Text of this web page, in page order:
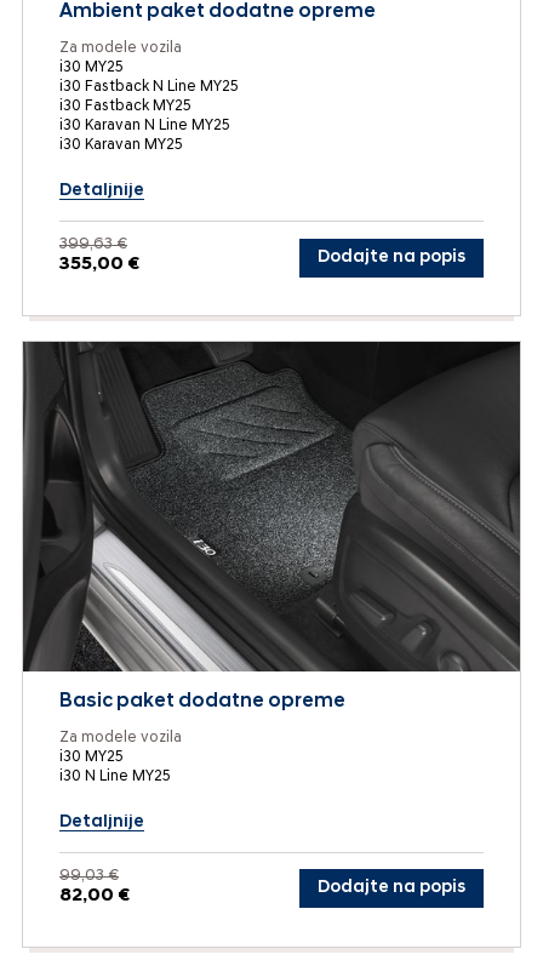
Ambient paket dodatne opreme
Za modele vozila
i30 MY25
i30 Fastback N Line MY25
i30 Fastback MY25
i30 Karavan N Line MY25
i30 Karavan MY25
Detaljnije
399,63 €
355,00 € Dodajte na popis
Basic paket dodatne opreme
Za modele vozila
i30 MY25
i30 N Line MY25
Detaljnije
99,03 €
82,00 € Dodajte na popis